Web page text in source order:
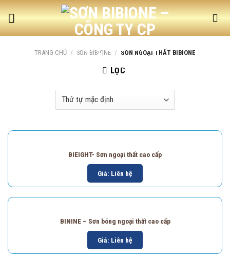
Skip
content
TRANG CHỦ / SƠN BIBIONE / SƠN NGOẠI THẤT BIBIONE
LỌC
BIEIGHT- Sơn ngoại thất cao cấp
Giá: Liên hệ
BININE – Sơn bóng ngoại thất cao cấp
Giá: Liên hệ